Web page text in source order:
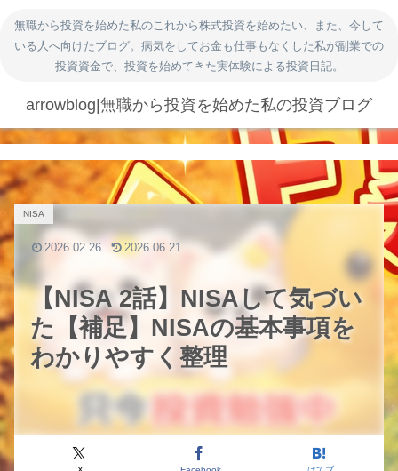
無職から投資を始めた私のこれから株式投資を始めたい、また、今して
いる人へ向けたブログ。病気をしてお金も仕事もなくした私が副業での
投資資金で、投資を始めてきた実体験による投資日記。
arrowblog|無職から投資を始めた私の投資ブログ
【NISA 2話】NISAして気づい
た【補足】NISAの基本事項を
わかりやすく整理
NISA
2026.02.26 2026.06.21